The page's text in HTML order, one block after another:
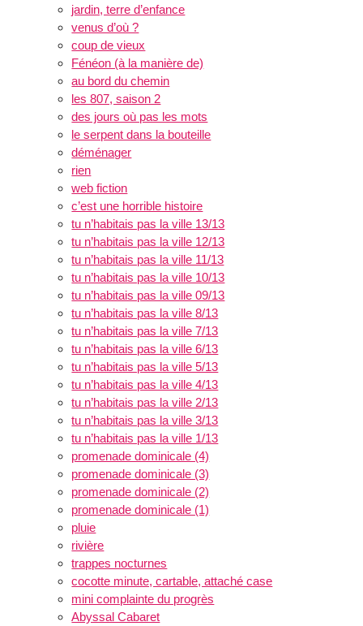
jardin, terre d’enfance
venus d’où ?
coup de vieux
Fénéon (à la manière de)
au bord du chemin
les 807, saison 2
des jours où pas les mots
le serpent dans la bouteille
déménager
rien
web fiction
c’est une horrible histoire
tu n’habitais pas la ville 13/13
tu n’habitais pas la ville 12/13
tu n’habitais pas la ville 11/13
tu n’habitais pas la ville 10/13
tu n’habitais pas la ville 09/13
tu n’habitais pas la ville 8/13
tu n’habitais pas la ville 7/13
tu n’habitais pas la ville 6/13
tu n’habitais pas la ville 5/13
tu n’habitais pas la ville 4/13
tu n’habitais pas la ville 2/13
tu n’habitais pas la ville 3/13
tu n’habitais pas la ville 1/13
promenade dominicale (4)
promenade dominicale (3)
promenade dominicale (2)
promenade dominicale (1)
pluie
rivière
trappes nocturnes
cocotte minute, cartable, attaché case
mini complainte du progrès
Abyssal Cabaret